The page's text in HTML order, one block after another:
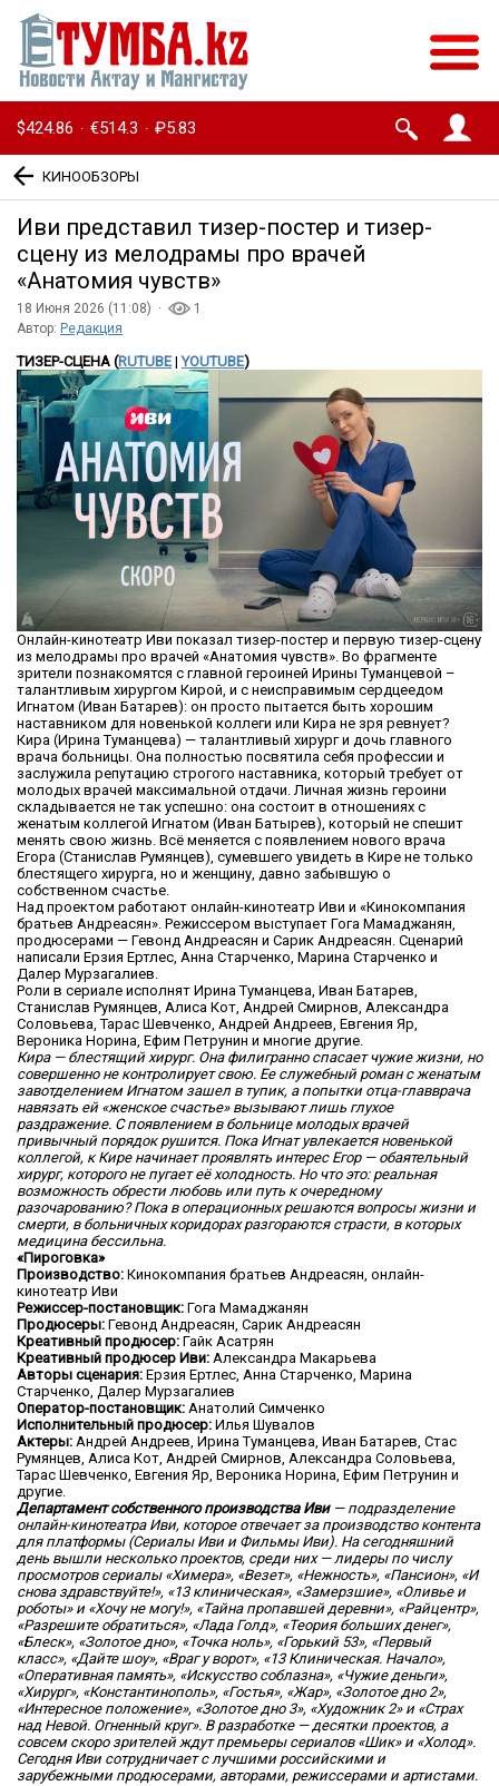
$424.86 · €514.3 · ₽5.83
КИНООБЗОРЫ
Иви представил тизер-постер и тизер-
сцену из мелодрамы про врачей
«Анатомия чувств»
18 Июня 2026 (11:08) ·
1
Автор: Редакция
ТИЗЕР-СЦЕНА (RUTUBE|YOUTUBE)
Онлайн-кинотеатр Иви показал тизер-постер и первую тизер-сцену
из мелодрамы про врачей «Анатомия чувств». Во фрагменте
зрители познакомятся с главной героиней Ирины Туманцевой –
талантливым хирургом Кирой, и с неисправимым сердцеедом
Игнатом (Иван Батарев): он просто пытается быть хорошим
наставником для новенькой коллеги или Кира не зря ревнует?
Кира (Ирина Туманцева) — талантливый хирург и дочь главного
врача больницы. Она полностью посвятила себя профессии и
заслужила репутацию строгого наставника, который требует от
молодых врачей максимальной отдачи. Личная жизнь героини
складывается не так успешно: она состоит в отношениях с
женатым коллегой Игнатом (Иван Батырев), который не спешит
менять свою жизнь. Всё меняется с появлением нового врача
Егора (Станислав Румянцев), сумевшего увидеть в Кире не только
блестящего хирурга, но и женщину, давно забывшую о
собственном счастье.
Над проектом работают онлайн-кинотеатр Иви и «Кинокомпания
братьев Андреасян». Режиссером выступает Гога Мамаджанян,
продюсерами — Гевонд Андреасян и Сарик Андреасян. Сценарий
написали Ерзия Ертлес, Анна Старченко, Марина Старченко и
Далер Мурзагалиев.
Роли в сериале исполнят Ирина Туманцева, Иван Батарев,
Станислав Румянцев, Алиса Кот, Андрей Смирнов, Александра
Соловьева, Тарас Шевченко, Андрей Андреев, Евгения Яр,
Вероника Норина, Ефим Петрунин и многие другие.
Кира — блестящий хирург. Она филигранно спасает чужие жизни, но
совершенно не контролирует свою. Ее служебный роман с женатым
завотделением Игнатом зашел в тупик, а попытки отца-главврача
навязать ей «женское счастье» вызывают лишь глухое
раздражение. С появлением в больнице молодых врачей
привычный порядок рушится. Пока Игнат увлекается новенькой
коллегой, к Кире начинает проявлять интерес Егор — обаятельный
хирург, которого не пугает её холодность. Но что это: реальная
возможность обрести любовь или путь к очередному
разочарованию? Пока в операционных решаются вопросы жизни и
смерти, в больничных коридорах разгораются страсти, в которых
медицина бессильна.
«Пироговка»
Производство: Кинокомпания братьев Андреасян, онлайн-
кинотеатр Иви
Режиссер-постановщик: Гога Мамаджанян
Продюсеры: Гевонд Андреасян, Сарик Андреасян
Креативный продюсер: Гайк Асатрян
Креативный продюсер Иви: Александра Макарьева
Авторы сценария: Ерзия Ертлес, Анна Старченко, Марина
Старченко, Далер Мурзагалиев
Оператор-постановщик: Анатолий Симченко
Исполнительный продюсер: Илья Шувалов
Актеры: Андрей Андреев, Ирина Туманцева, Иван Батарев, Стас
Румянцев, Алиса Кот, Андрей Смирнов, Александра Соловьева,
Тарас Шевченко, Евгения Яр, Вероника Норина, Ефим Петрунин и
другие.
Департамент собственного производства Иви— подразделение
онлайн-кинотеатра Иви, которое отвечает за производство контента
для платформы (Сериалы Иви и Фильмы Иви). На сегодняшний
день вышли несколько проектов, среди них — лидеры по числу
просмотров сериалы «Химера», «Везет», «Нежность», «Пансион», «И
снова здравствуйте!», «13 клиническая», «Замерзшие», «Оливье и
роботы» и «Хочу не могу!», «Тайна пропавшей деревни», «Райцентр»,
«Разрешите обратиться», «Лада Голд», «Теория больших денег»,
«Блеск», «Золотое дно», «Точка ноль», «Горький 53», «Первый
класс», «Дайте шоу», «Враг у ворот», «13 Клиническая. Начало»,
«Оперативная память», «Искусство соблазна», «Чужие деньги»,
«Хирург», «Константинополь», «Гостья», «Жар», «Золотое дно 2»,
«Интересное положение», «Золотое дно 3», «Художник 2» и «Страх
над Невой. Огненный круг». В разработке — десятки проектов, а
совсем скоро зрителей ждут премьеры сериалов «Шик» и «Холод».
Сегодня Иви сотрудничает с лучшими российскими и
зарубежными продюсерами, авторами, режиссерами и артистами.